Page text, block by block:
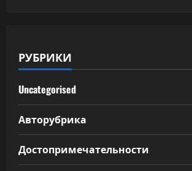
РУБРИКИ
Uncategorised
Авторубрика
Достопримечательности